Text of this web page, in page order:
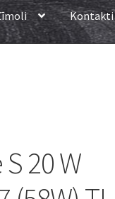
Kontakti
20 W